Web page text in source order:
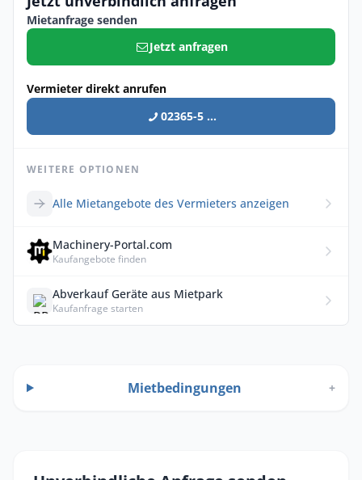
Mietanfrage senden
Jetzt anfragen
Vermieter direkt anrufen
02365-5 ...
WEITERE OPTIONEN
Alle Mietangebote des Vermieters anzeigen
Machinery-Portal.com
Kaufangebote finden
Abverkauf Geräte aus Mietpark
Kaufanfrage starten
Mietbedingungen +